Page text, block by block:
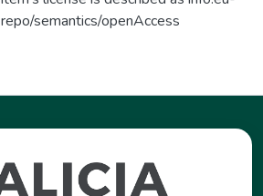
repo/semantics/openAccess